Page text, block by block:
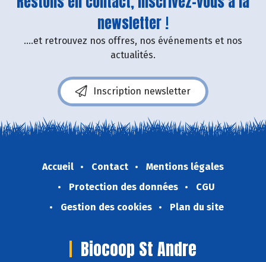
newsletter !
....et retrouvez nos offres, nos événements et nos
actualités.
Inscription newsletter
Accueil Contact
Mentions légales
Protection des données
CGU
Gestion des cookies
Plan du site
Biocoop St Andre